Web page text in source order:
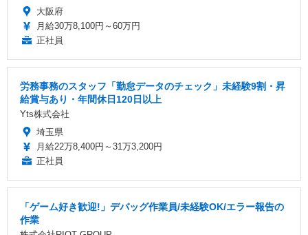
大阪府
月給30万8,100円～60万円
正社員
労務事務のスタッフ「勤怠データのチェック」未経験9割・昇
給賞与あり・年間休日120日以上
Yts株式会社
埼玉県
月給22万8,400円～31万3,200円
正社員
「ゲーム好き歓迎!」デバッグ作業員/未経験OK/エラー報告の
作業